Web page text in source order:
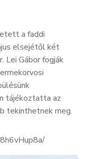
a faddi
elsejétől két
Lei Gábor fogják
tájékoztatta az
tekinthetnek meg.